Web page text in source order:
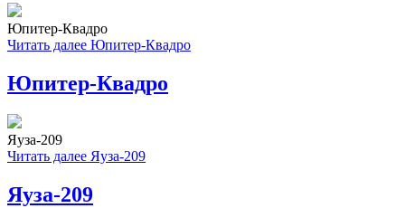
Юпитер-Квадро
Читать далее Юпитер-Квадро
Юпитер-Квадро
Яуза-209
Читать далее Яуза-209
Яуза-209